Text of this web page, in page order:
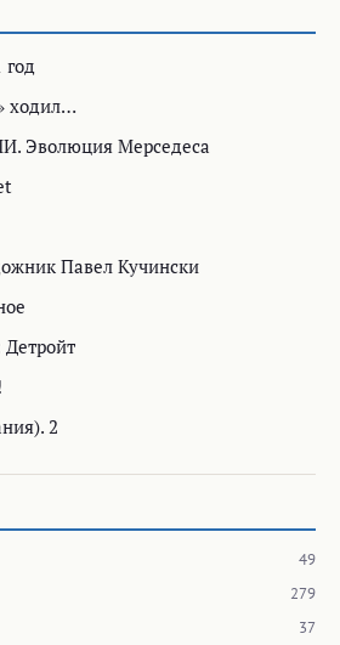
год
ходил…
Эволюция Мерседеса
Павел Кучински
2
49
279
37